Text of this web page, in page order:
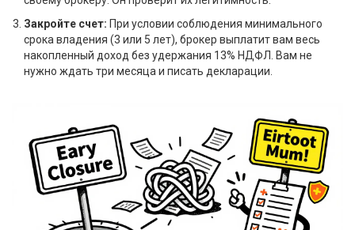
Закройте счет: При условии соблюдения минимального
срока владения (3 или 5 лет), брокер выплатит вам весь
накопленный доход без удержания 13% НДФЛ. Вам не
нужно ждать три месяца и писать декларации.